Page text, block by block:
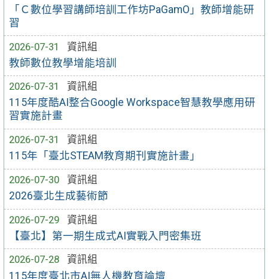
「Ｃ數位學習講師培訓工作坊PaGamO」教師增能研
習
2026-07-31
資訊組
教師數位教學增能培訓
2026-07-31
資訊組
115年度酷AI整合Google Workspace智慧教學應用研
習實施計畫
2026-07-31
資訊組
115年「臺北STEAM教育期刊實施計畫」
2026-07-30
資訊組
2026臺北生成藝術節
2026-07-29
資訊組
【臺北】第一期生成式AI實戰入門密集班
2026-07-28
資訊組
115年度臺北市AI無人機教育論壇